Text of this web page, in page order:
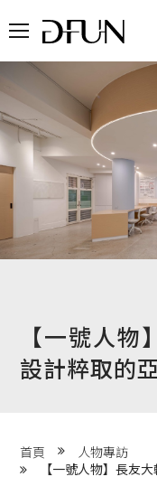
劃
點
察
訪
選品
目 Services
【一號人物
設計粹取的
首頁
人物專訪
【一號人物】長友